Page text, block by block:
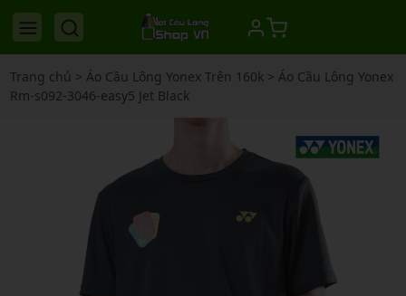
Trang chủ > Áo Cầu Lông Yonex Trên 160k> Áo Cầu Lông Yonex
Rm-s092-3046-easy5 Jet Black